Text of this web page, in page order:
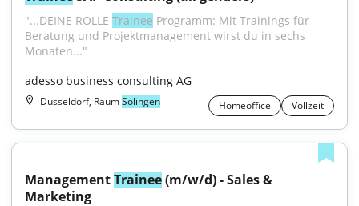
"...DEINE ROLLE Trainee Programm: Mit Trainings für
Beratung und Projektmanagement wirst du in sechs
Monaten..."
adesso business consulting AG
Düsseldorf, RaumSolingen Homeoffice Vollzeit
Management Trainee (m/w/d) - Sales &
Marketing